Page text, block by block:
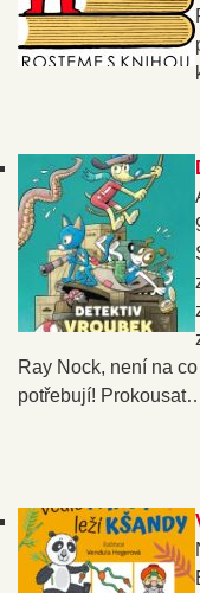
Ray Nock, není na
potřebují!